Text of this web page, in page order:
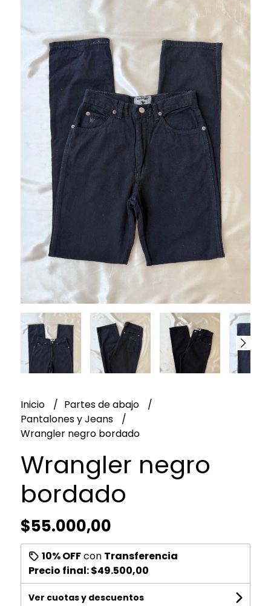
Inicio
Partes de abajo
Pantalones y Jeans
Wrangler negro bordado
Wrangler negro
bordado
$55.000,00
10% OFFcon Transferencia
Precio final:$49.500,00
Ver cuotas y descuentos